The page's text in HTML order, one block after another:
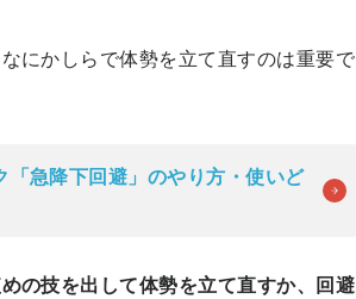
にかしらで体勢を立て直すのは重要で
急降下回避」のやり方・使いど
の技を出して体勢を立て直すか、回避